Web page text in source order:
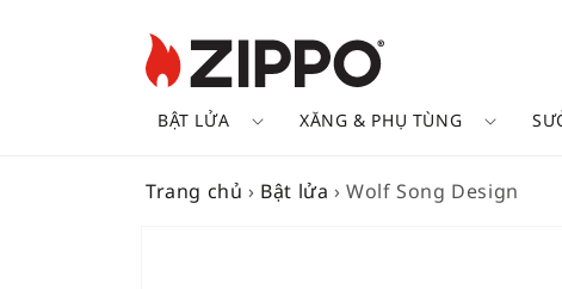
BẬT LỬA XĂNG & PHỤ TÙNG
Trang chủ › Bật lửa ›Wolf Song Design